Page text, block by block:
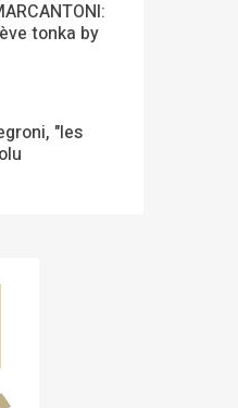
tonka by
"les